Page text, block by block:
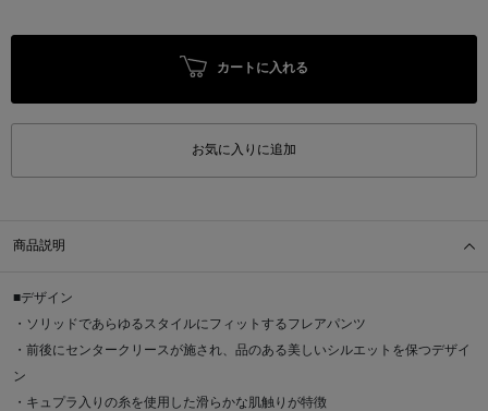
カートに入れる
お気に入りに追加
商品説明
■デザイン
・ソリッドであらゆるスタイルにフィットするフレアパンツ
・前後にセンタークリースが施され、品のある美しいシルエットを保つデザイ
ン
・キュプラ入りの糸を使用した滑らかな肌触りが特徴